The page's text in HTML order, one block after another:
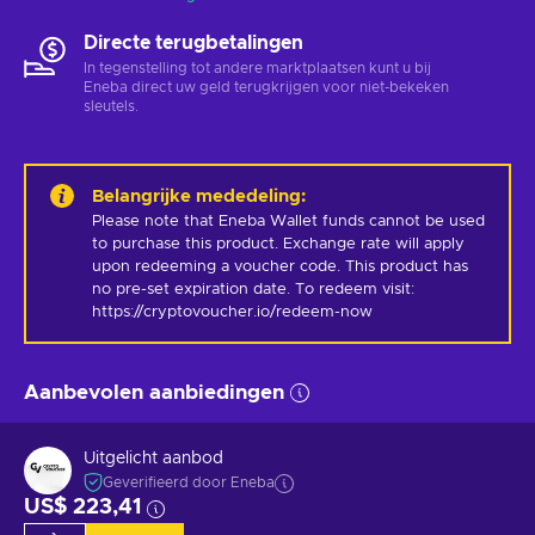
Directe terugbetalingen
In tegenstelling tot andere marktplaatsen kunt u bij
Eneba direct uw geld terugkrijgen voor niet-bekeken
sleutels.
Belangrijke mededeling:
Please note that Eneba Wallet funds cannot be used
to purchase this product. Exchange rate will apply
upon redeeming a voucher code. This product has
no pre-set expiration date. To redeem visit:
https://cryptovoucher.io/redeem-now
Aanbevolen aanbiedingen
Uitgelicht aanbod
Geverifieerd door Eneba
US$ 223,41